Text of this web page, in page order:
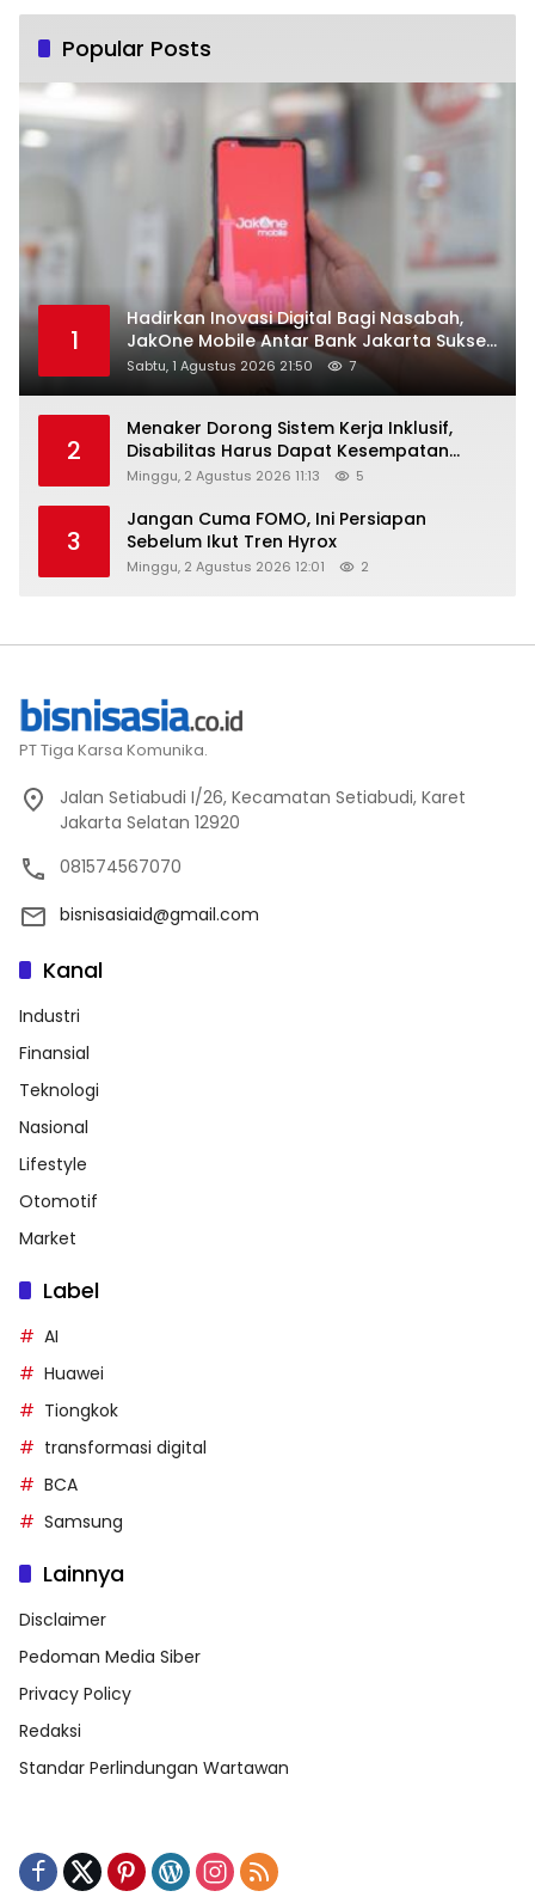
Popular Posts
1
Hadirkan Inovasi Digital Bagi Nasabah,
JakOne Mobile Antar Bank Jakarta Sukses
Raih Digital Excellence Awards 2026
Sabtu, 1 Agustus 2026 21:50 7
2
Menaker Dorong Sistem Kerja Inklusif,
Disabilitas Harus Dapat Kesempatan
Setara
Minggu, 2 Agustus 2026 11:13 5
3
Jangan Cuma FOMO, Ini Persiapan
Sebelum Ikut Tren Hyrox
Minggu, 2 Agustus 2026 12:01 2
PT Tiga Karsa Komunika.
Jalan Setiabudi I/26, Kecamatan Setiabudi, Karet
Jakarta Selatan 12920
081574567070
bisnisasiaid@gmail.com
Kanal
Industri
Finansial
Teknologi
Nasional
Lifestyle
Otomotif
Market
Label
AI
Huawei
Tiongkok
transformasi digital
BCA
Samsung
Lainnya
Disclaimer
Pedoman Media Siber
Privacy Policy
Redaksi
Standar Perlindungan Wartawan